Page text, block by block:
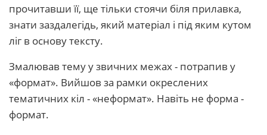
прочитавши її, ще тільки стоячи біля прилавка,
знати заздалегідь, який матеріал і під яким кутом
ліг в основу тексту.
Змалював тему у звичних межах - потрапив у
«формат». Вийшов за рамки окреслених
тематичних кіл - «неформат». Навіть не форма -
формат.